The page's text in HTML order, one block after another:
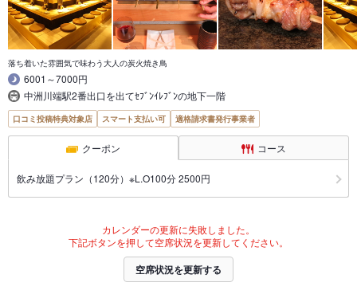
落ち着いた雰囲気で味わう大人の炭火焼き鳥
6001～7000円
中洲川端駅2番出口を出てｾﾌﾞﾝｲﾚﾌﾞﾝの地下一階
口コミ投稿特典対象店 スマート支払い可 適格請求書発行事業者
クーポン コース
飲み放題プラン（120分）※L.O100分 2500円
カレンダーの更新に失敗しました。
下記ボタンを押して空席状況を更新してください。
空席状況を更新する